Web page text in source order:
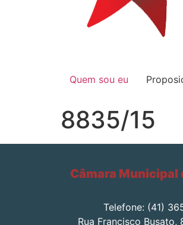
Quem sou eu
8835/15
Câmara Municipal
Telefone: (41)
Rua Francisco Busato,